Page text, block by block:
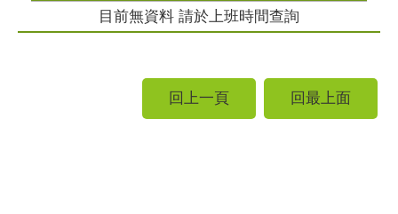
目前無資料 請於上班時間查詢
回上一頁 回最上面